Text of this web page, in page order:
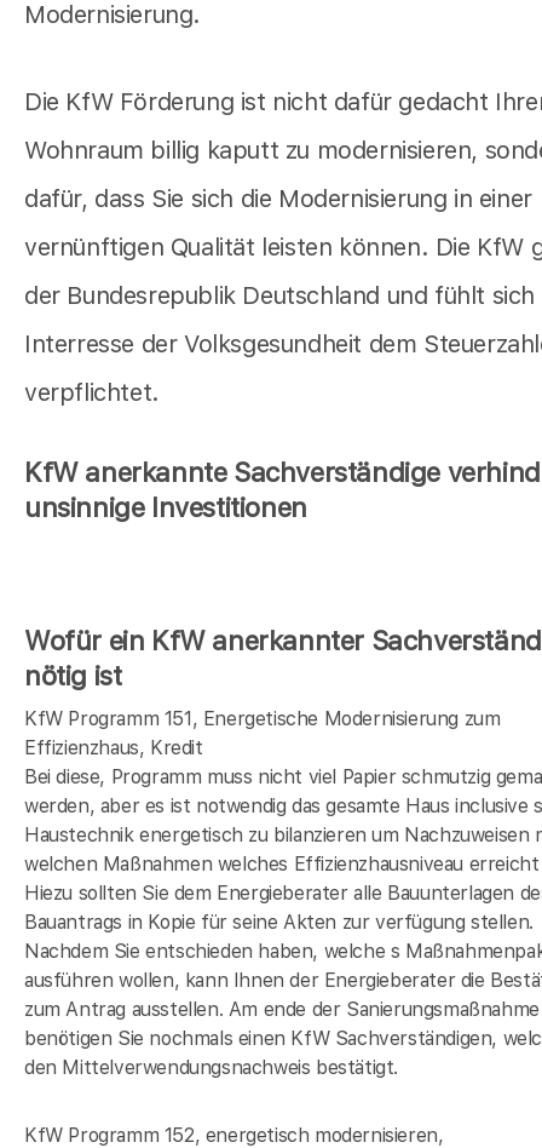
Modernisierung.
Die KfW Förderung ist nicht dafür gedacht
Wohnraum billig kaputt zu modernisieren,
dafür, dass Sie sich die Modernisierung in einer
vernünftigen Qualität leisten können. Die KfW
der Bundesrepublik Deutschland und fühlt sich
Interresse der Volksgesundheit dem
verpflichtet.
KfW anerkannte Sachverständige
unsinnige Investitionen
Wofür ein KfW anerkannter
nötig ist
KfW Programm 151, Energetische Modernisierung zum
Effizienzhaus, Kredit
Bei diese, Programm muss nicht viel Papier schmutzig
werden, aber es ist notwendig das gesamte Haus inclusive
Haustechnik energetisch zu bilanzieren um Nachzuweisen
welchen Maßnahmen welches Effizienzhausniveau
Hiezu sollten Sie dem Energieberater alle Bauunterlagen
Bauantrags in Kopie für seine Akten zur verfügung stellen.
Nachdem Sie entschieden haben, welche s
ausführen wollen, kann Ihnen der Energieberater die
zum Antrag ausstellen. Am ende der Sanierungsmaßnahme
benötigen Sie nochmals einen KfW Sachverständigen,
den Mittelverwendungsnachweis bestätigt.
KfW Programm 152, energetisch modernisieren,